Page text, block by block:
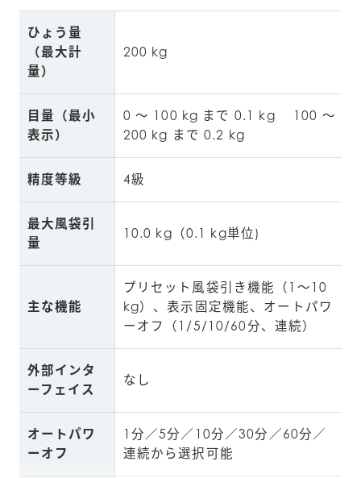
ひょう量
（最大計
量）
200 kg
目量（最小
表示）
0 ～ 100 kg まで 0.1 kg 　100 ～
200 kg まで 0.2 kg
精度等級 4級
最大風袋引
量
10.0 kg（0.1 kg単位)
主な機能
プリセット風袋引き機能（1～10
kg）、表示固定機能、オートパワ
ーオフ（1/5/10/60分、連続）
外部インタ
ーフェイス
なし
オートパワ
ーオフ
1分／5分／10分／30分／60分／
連続から選択可能